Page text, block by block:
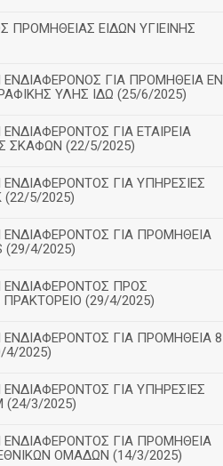
ΠΡΟΜΗΘΕΙΑΣ ΕΙΔΩΝ ΥΓΙΕΙΝΗΣ
ΓΙΑ ΠΡΟΜΗΘΕΙΑ ΕΝ
ΥΛΗΣ ΙΔΩ (25/6/2025)
ΓΙΑ ΕΤΑΙΡΕΙΑ
ΣΚΑΦΩΝ (22/5/2025)
ΓΙΑ ΥΠΗΡΕΣΙΕΣ
5/2025)
ΓΙΑ ΠΡΟΜΗΘΕΙΑ
(29/4/2025)
ΠΡΟΣ
ΠΡΑΚΤΟΡΕΙΟ (29/4/2025)
ΓΙΑ ΠΡΟΜΗΘΕΙΑ 8
4/2025)
ΓΙΑ ΥΠΗΡΕΣΙΕΣ
(24/3/2025)
ΓΙΑ ΠΡΟΜΗΘΕΙΑ
ΟΜΑΔΩΝ (14/3/2025)